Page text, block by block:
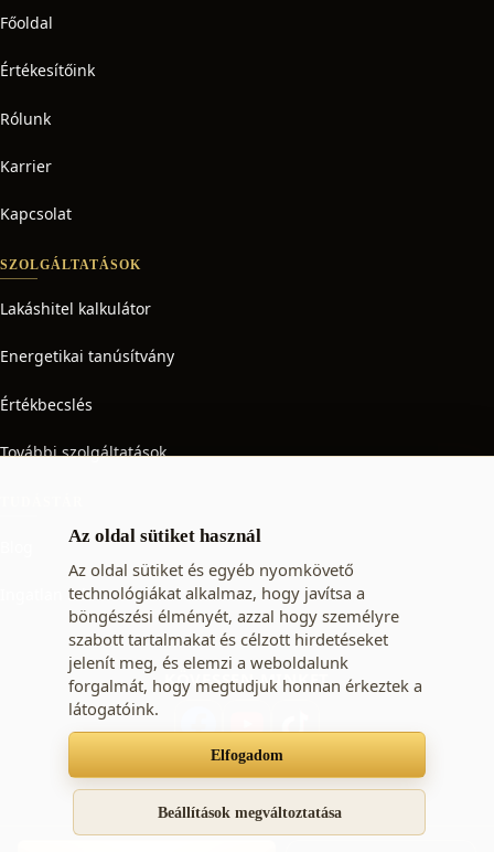
Az oldal sütiket használ
Az oldal sütiket és egyéb nyomkövető
technológiákat alkalmaz, hogy javítsa a
böngészési élményét, azzal hogy személyre
szabott tartalmakat és célzott hirdetéseket
jelenít meg, és elemzi a weboldalunk
forgalmát, hogy megtudjuk honnan érkeztek a
látogatóink.
Elfogadom
Beállítások megváltoztatása
Főoldal
Értékesítőink
Rólunk
Karrier
Kapcsolat
SZOLGÁLTATÁSOK
Lakáshitel kalkulátor
Energetikai tanúsítvány
Értékbecslés
További szolgáltatások
Ingatlan adó
KÖVESSEN MINKET
Süti beállításokAdatkezelési tájékoztató